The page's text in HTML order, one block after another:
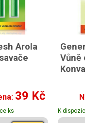
Arola
39 Kč
ks
Vůně
K